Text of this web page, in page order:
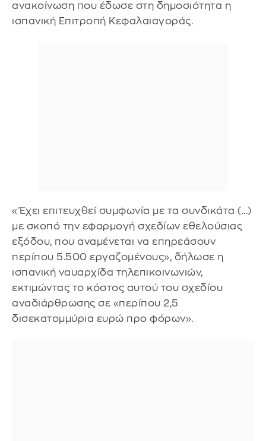
ανακοίνωση που έδωσε στη δημοσιότητα η
ισπανική Επιτροπή Κεφαλαιαγοράς.
«Έχει επιτευχθεί συμφωνία με τα συνδικάτα (...)
με σκοπό την εφαρμογή σχεδίων εθελούσιας
εξόδου, που αναμένεται να επηρεάσουν
περίπου 5.500 εργαζομένους», δήλωσε η
ισπανική ναυαρχίδα τηλεπικοινωνιών,
εκτιμώντας το κόστος αυτού του σχεδίου
αναδιάρθρωσης σε «περίπου 2,5
δισεκατομμύρια ευρώ προ φόρων».